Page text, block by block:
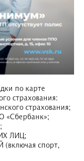
по карте
страхования:
страхования;
«Сбербанк»;
ЛИЦ;
спорт,